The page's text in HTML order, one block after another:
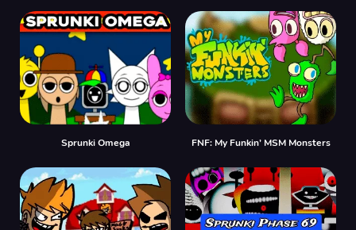
Sprunki Omega FNF: My Funkin’ MSM Monsters